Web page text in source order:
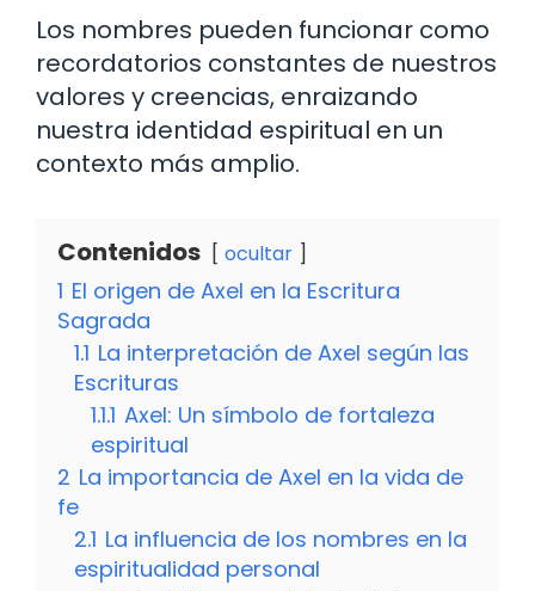
Los nombres pueden funcionar como
recordatorios constantes de nuestros
valores y creencias, enraizando
nuestra identidad espiritual en un
contexto más amplio.
Contenidos ocultar
1 El origen de Axel en la Escritura
Sagrada
1.1 La interpretación de Axel según las
Escrituras
1.1.1 Axel: Un símbolo de fortaleza
espiritual
2 La importancia de Axel en la vida de
fe
2.1 La influencia de los nombres en la
espiritualidad personal